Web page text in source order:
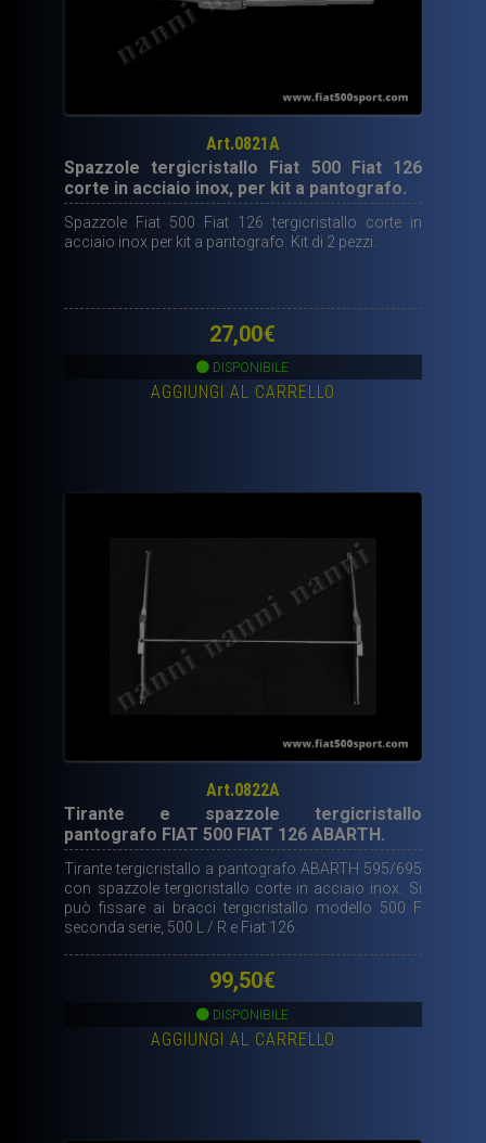
Art.0821A
Spazzole tergicristallo Fiat 500 Fiat 126
corte in acciaio inox, per kit a pantografo.
Spazzole Fiat 500 Fiat 126 tergicristallo corte in
acciaio inox per kit a pantografo. Kit di 2 pezzi.
27,00€
DISPONIBILE
AGGIUNGI AL CARRELLO
Art.0822A
Tirante e spazzole tergicristallo
pantografo FIAT 500 FIAT 126 ABARTH.
Tirante tergicristallo a pantografo ABARTH 595/695
con spazzole tergicristallo corte in acciaio inox. Si
può fissare ai bracci tergicristallo modello 500 F
seconda serie, 500 L / R e Fiat 126.
99,50€
DISPONIBILE
AGGIUNGI AL CARRELLO